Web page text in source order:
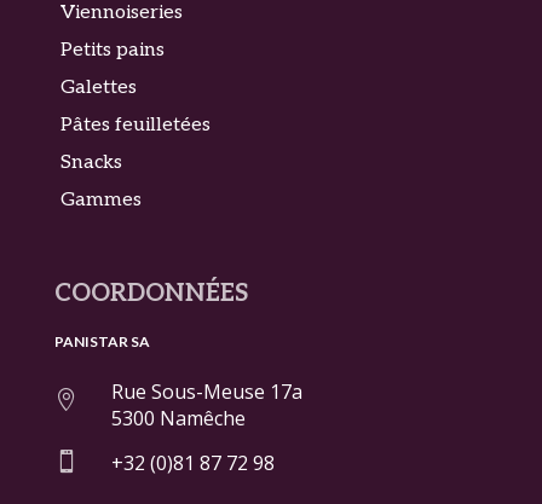
Viennoiseries
Petits pains
Galettes
Pâtes feuilletées
Snacks
Gammes
COORDONNÉES
PANISTAR SA

Rue Sous-Meuse 17a
5300 Namêche
 +32 (0)81 87 72 98